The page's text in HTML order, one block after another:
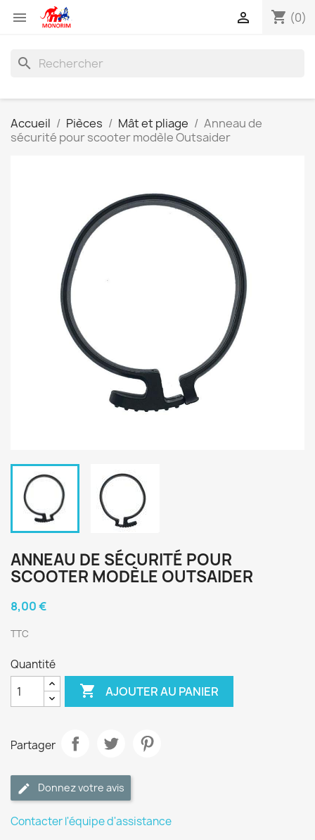
 shopping_cart (0)

search
Accueil Pièces Mât et pliage
Anneau de
sécurité pour scooter modèle Outsaider
ANNEAU DE SÉCURITÉ POUR
SCOOTER MODÈLE OUTSAIDER
8,00 €
TTC
Quantité
 AJOUTER AU PANIER
Partager
Donnez votre avis
Contacter l'équipe d'assistance